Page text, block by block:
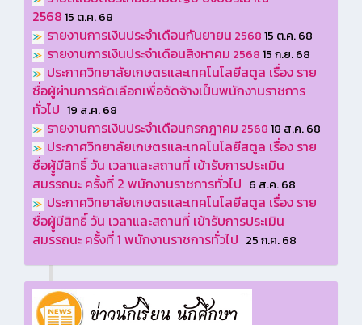
256815 ต.ค. 68
รายงานการเงินประจำเดือนกันยายน 256815 ต.ค. 68
รายงานการเงินประจำเดือนสิงหาคม 256815 ก.ย. 68
ประกาศวิทยาลัยเกษตรและเทคโนโลยีสตูล เรื่อง ราย
ชื่อผู้ผ่านการคัดเลือกเพื่อจัดจ้างเป็นพนักงานราชการ
ทั่วไป 19 ส.ค. 68
รายงานการเงินประจำเดือนกรกฎาคม 256818 ส.ค. 68
ประกาศวิทยาลัยเกษตรและเทคโนโลยีสตูล เรื่อง ราย
ชื่อผูู้มีสิทธิ์ วัน เวลาและสถานที่ เข้ารับการประเมิน
สมรรถนะ ครั้งที่ 2 พนักงานราชการทั่วไป 6 ส.ค. 68
ประกาศวิทยาลัยเกษตรและเทคโนโลยีสตูล เรื่อง ราย
ชื่อผูู้มีสิทธิ์ วัน เวลาและสถานที่ เข้ารับการประเมิน
สมรรถนะ ครั้งที่ 1 พนักงานราชการทั่วไป 25 ก.ค. 68